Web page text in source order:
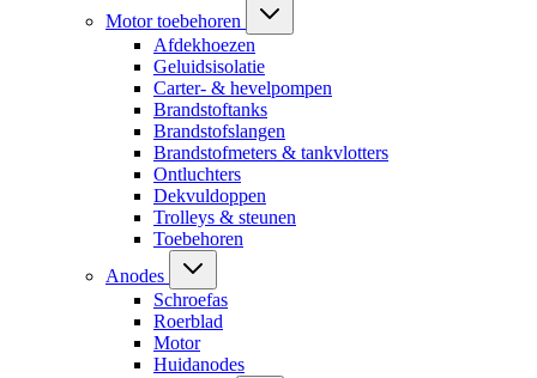
Motor toebehoren
Afdekhoezen
Geluidsisolatie
Carter- & hevelpompen
Brandstoftanks
Brandstofslangen
Brandstofmeters & tankvlotters
Ontluchters
Dekvuldoppen
Trolleys & steunen
Toebehoren
Anodes
Schroefas
Roerblad
Motor
Huidanodes